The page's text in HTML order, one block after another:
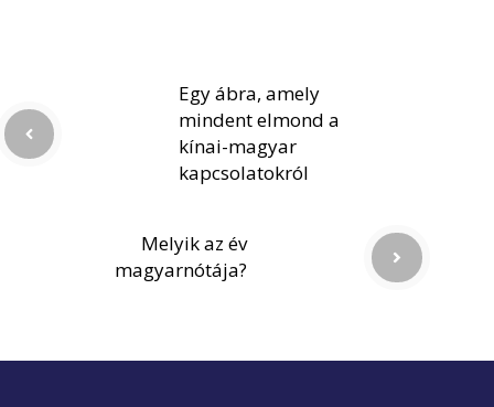
Egy ábra, amely
mindent elmond a
kínai-magyar
kapcsolatokról
Melyik az év
magyarnótája?